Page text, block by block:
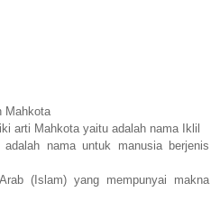
Mahkota
arti Mahkota yaitu adalah nama Iklil
nama untuk manusia berjenis
(Islam) yang mempunyai makna